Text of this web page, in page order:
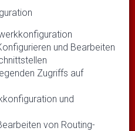
und Bearbeiten
Zugriffs auf
und
von Routing-